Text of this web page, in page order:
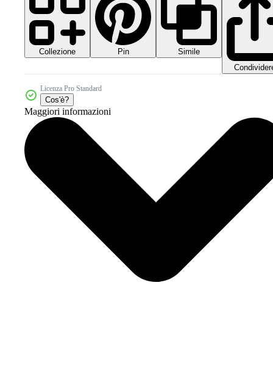
Collezione Pin
Simile
Licenza Pro Standard
Cos'è?
Maggiori informazioni